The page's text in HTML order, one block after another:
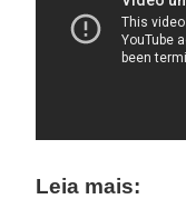
Leia mais: